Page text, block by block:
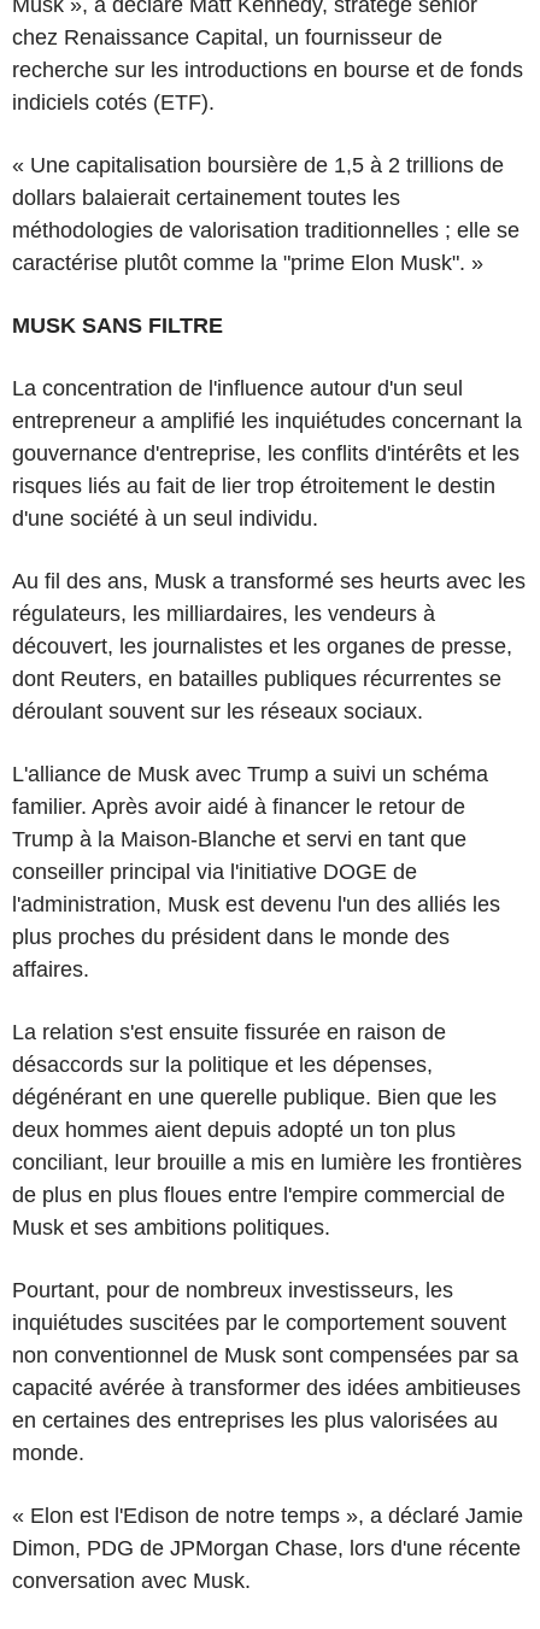
chez Renaissance Capital, un fournisseur de
recherche sur les introductions en bourse et de fonds
indiciels cotés (ETF).
« Une capitalisation boursière de 1,5 à 2 trillions de
dollars balaierait certainement toutes les
méthodologies de valorisation traditionnelles ; elle se
caractérise plutôt comme la "prime Elon Musk". »
MUSK SANS FILTRE
La concentration de l'influence autour d'un seul
entrepreneur a amplifié les inquiétudes concernant la
gouvernance d'entreprise, les conflits d'intérêts et les
risques liés au fait de lier trop étroitement le destin
d'une société à un seul individu.
Au fil des ans, Musk a transformé ses heurts avec les
régulateurs, les milliardaires, les vendeurs à
découvert, les journalistes et les organes de presse,
dont Reuters, en batailles publiques récurrentes se
déroulant souvent sur les réseaux sociaux.
L'alliance de Musk avec Trump a suivi un schéma
familier. Après avoir aidé à financer le retour de
Trump à la Maison-Blanche et servi en tant que
conseiller principal via l'initiative DOGE de
l'administration, Musk est devenu l'un des alliés les
plus proches du président dans le monde des
affaires.
La relation s'est ensuite fissurée en raison de
désaccords sur la politique et les dépenses,
dégénérant en une querelle publique. Bien que les
deux hommes aient depuis adopté un ton plus
conciliant, leur brouille a mis en lumière les frontières
de plus en plus floues entre l'empire commercial de
Musk et ses ambitions politiques.
Pourtant, pour de nombreux investisseurs, les
inquiétudes suscitées par le comportement souvent
non conventionnel de Musk sont compensées par sa
capacité avérée à transformer des idées ambitieuses
en certaines des entreprises les plus valorisées au
monde.
« Elon est l'Edison de notre temps », a déclaré Jamie
Dimon, PDG de JPMorgan Chase, lors d'une récente
conversation avec Musk.